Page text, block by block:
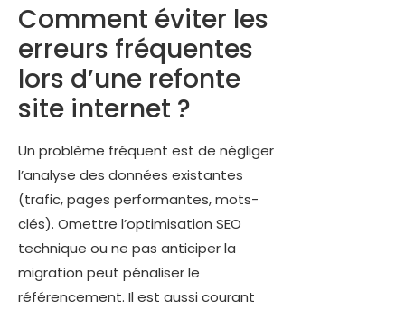
Comment éviter les
erreurs fréquentes
lors d’une refonte
site internet ?
Un problème fréquent est de négliger
l’analyse des données existantes
(trafic, pages performantes, mots-
clés). Omettre l’optimisation SEO
technique ou ne pas anticiper la
migration peut pénaliser le
référencement. Il est aussi courant